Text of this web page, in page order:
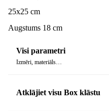
25x25 cm
Augstums 18 cm
Visi parametri
Izmēri, materiāls…
Atklājiet visu Box klāstu